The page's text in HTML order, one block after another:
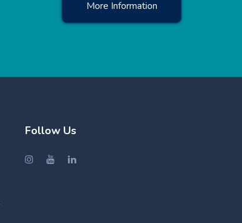
More Information
Follow Us